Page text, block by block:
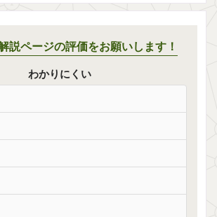
説ページの評価をお願いします！
わかりにくい